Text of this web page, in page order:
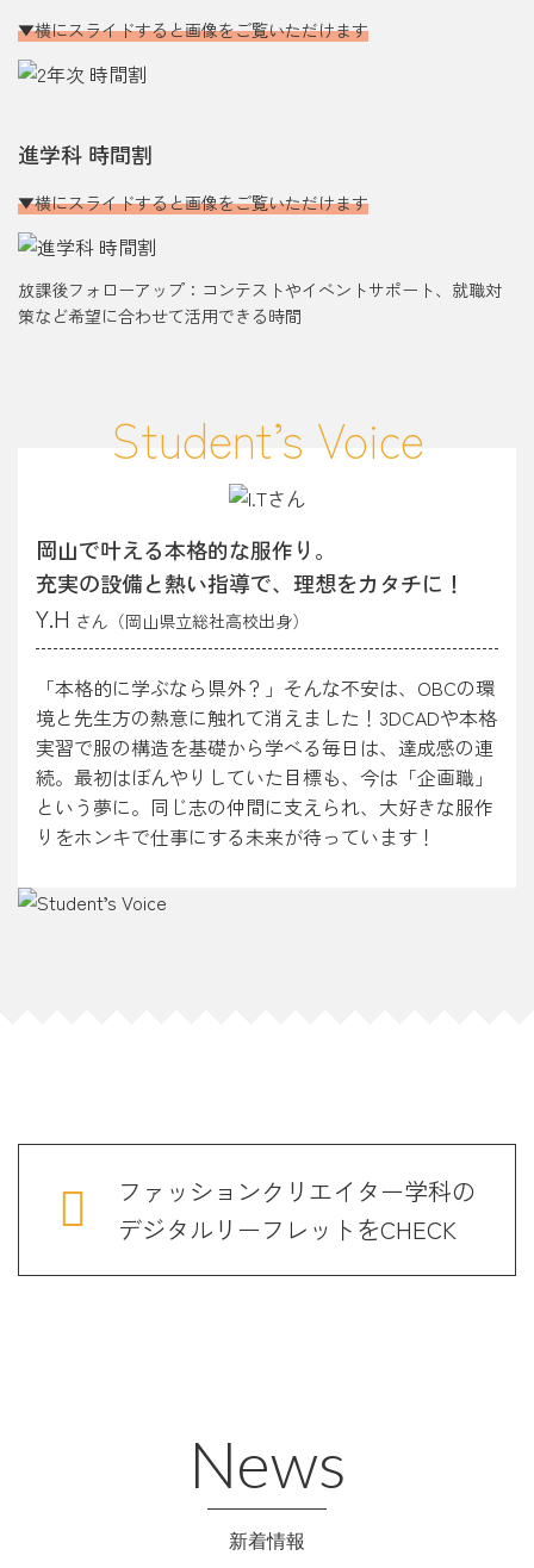
横にスライドすると画像をご覧いただけます
進学科 時間割
横にスライドすると画像をご覧いただけます
放課後フォローアップ：コンテストやイベントサポート、就職対
策など希望に合わせて活用できる時間
Student’s Voice
岡山で叶える本格的な服作り。
充実の設備と熱い指導で、理想をカタチに！
Y.H さん（岡山県立総社高校出身）
「本格的に学ぶなら県外？」そんな不安は、OBCの環
境と先生方の熱意に触れて消えました！3DCADや本格
実習で服の構造を基礎から学べる毎日は、達成感の連
続。最初はぼんやりしていた目標も、今は「企画職」
という夢に。同じ志の仲間に支えられ、大好きな服作
りをホンキで仕事にする未来が待っています！
ファッションクリエイター学科の
デジタルリーフレットをCHECK
News
新着情報